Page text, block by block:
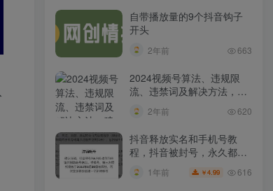
自带播放量的9个抖音钩子
开头
2年前 663
2024视频号算法、违规限
流、违禁词及解决方法，建
2年前 620
抖音释放实名和手机号教
程，抖音被封号，永久都可
1年前 ￥4.99 616